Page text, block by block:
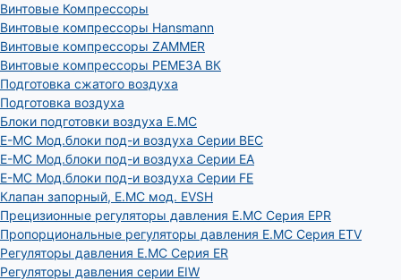
Винтовые Компрессоры
Винтовые компрессоры Hansmann
Винтовые компрессоры ZAMMER
Винтовые компрессоры РЕМЕЗА ВК
Подготовка сжатого воздуха
Подготовка воздуха
Блоки подготовки воздуха E.MC
E-MC Мод.блоки под-и воздуха Серии BEC
E-MC Мод.блоки под-и воздуха Серии EA
E-MC Мод.блоки под-и воздуха Серии FE
Клапан запорный, E.MC мод. EVSH
Прецизионные регуляторы давления E.MC Серия EPR
Пропорциональные регуляторы давления E.MC Серия ETV
Регуляторы давления E.MC Серия ER
Регуляторы давления серии EIW